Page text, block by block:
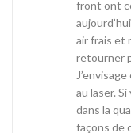
front ont
air frais et
retourner
au laser.
dans la
façons de